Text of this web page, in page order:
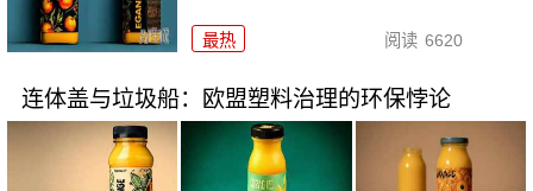
最热 阅读 6620
连体盖与垃圾船：欧盟塑料治理的环保悖论